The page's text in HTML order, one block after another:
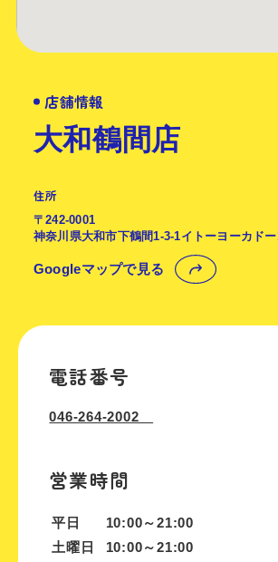
店舗情報
大和鶴間店
住所
〒242-0001
神奈川県大和市下鶴間1-3-1イトーヨーカド
Googleマップで見る
電話番号
046-264-2002
営業時間
平日
10:00～21:00
土曜日
10:00～21:00